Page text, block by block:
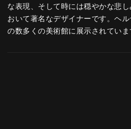
な表現、そして時には穏やかな悲
おいて著名なデザイナーです。ヘ
の数多くの美術館に展示されていま